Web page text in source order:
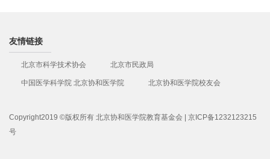
友情链接
北京市科学技术协会 北京市民政局
中国医学科学院 北京协和医学院 北京协和医学院校友会
Copyright2019 ©版权所有 北京协和医学院教育基金会 | 京ICP备1232123215
号